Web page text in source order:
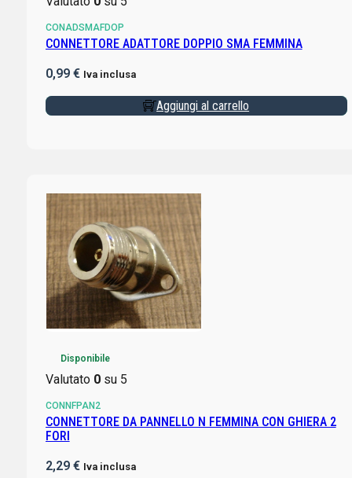
CONADSMAFDOP
CONNETTORE ADATTORE DOPPIO SMA FEMMINA
0,99 € Iva inclusa
Aggiungi al carrello
Disponibile
Valutato 0su 5
CONNFPAN2
CONNETTORE DA PANNELLO N FEMMINA CON GHIERA 2
FORI
2,29 € Iva inclusa